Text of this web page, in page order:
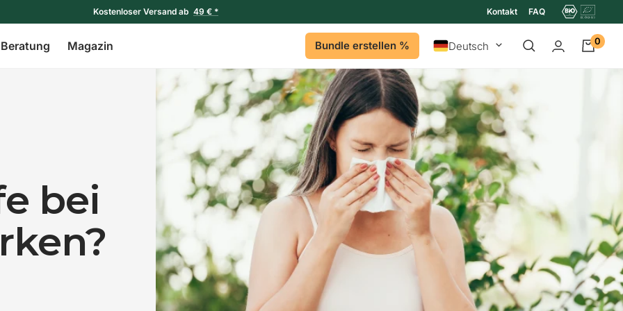
Kostenloser Versand ab 49 € * Kontakt FAQ
Magazin Bundle erstellen % Sprache
Deutsch 0
bei